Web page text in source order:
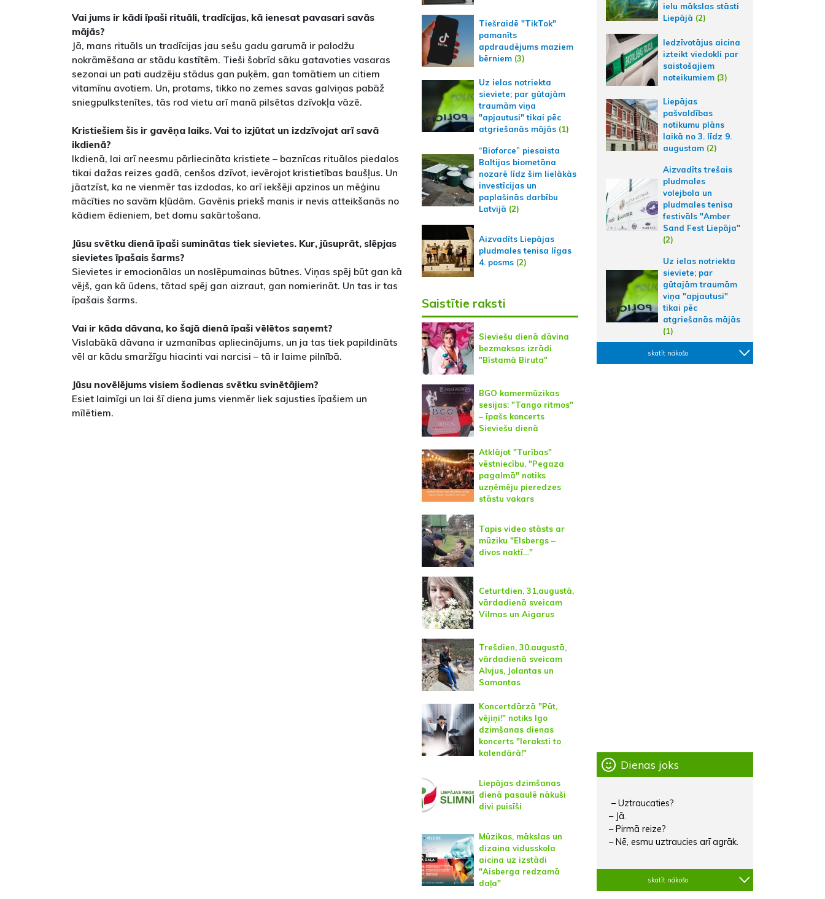
Vai jums ir kādi īpaši rituāli, tradīcijas, kā ienesat pavasari savās
mājās?
Jā, mans rituāls un tradīcijas jau sešu gadu garumā ir palodžu
nokrāmēšana ar stādu kastītēm. Tieši šobrīd sāku gatavoties vasaras
sezonai un pati audzēju stādus gan puķēm, gan tomātiem un citiem
vitamīnu avotiem. Un, protams, tikko no zemes savas galviņas pabāž
sniegpulkstenītes, tās rod vietu arī manā pilsētas dzīvokļa vāzē.
Kristiešiem šis ir gavēņa laiks. Vai to izjūtat un izdzīvojat arī savā
ikdienā?
Ikdienā, lai arī neesmu pārliecināta kristiete – baznīcas rituālos piedalos
tikai dažas reizes gadā, cenšos dzīvot, ievērojot kristietības baušļus. Un
jāatzīst, ka ne vienmēr tas izdodas, ko arī iekšēji apzinos un mēģinu
mācīties no savām kļūdām. Gavēnis priekš manis ir nevis atteikšanās no
kādiem ēdieniem, bet domu sakārtošana.
Jūsu svētku dienā īpaši suminātas tiek sievietes. Kur, jūsuprāt, slēpjas
sievietes īpašais šarms?
Sievietes ir emocionālas un noslēpumainas būtnes. Viņas spēj būt gan kā
vējš, gan kā ūdens, tātad spēj gan aizraut, gan nomierināt. Un tas ir tas
īpašais šarms.
Vai ir kāda dāvana, ko šajā dienā īpaši vēlētos saņemt?
Vislabākā dāvana ir uzmanības apliecinājums, un ja tas tiek papildināts
vēl ar kādu smaržīgu hiacinti vai narcisi – tā ir laime pilnībā.
Jūsu novēlējums visiem šodienas svētku svinētājiem?
Esiet laimīgi un lai šī diena jums vienmēr liek sajusties īpašiem un
mīlētiem.
Tiešraidē "TikTok"
pamanīts
apdraudējums maziem
bērniem(3)
Uz ielas notriekta
sieviete; par gūtajām
traumām viņa
"apjautusi" tikai pēc
atgriešanās mājās(1)
“Bioforce” piesaista
Baltijas biometāna
nozarē līdz šim lielākās
investīcijas un
paplašinās darbību
Latvijā (2)
Aizvadīts Liepājas
pludmales tenisa līgas
4. posms(2)
Saistītie raksti
Sieviešu dienā dāvina
bezmaksas izrādi
"Bīstamā Biruta"
BGO kamermūzikas
sesijas: "Tango ritmos"
– īpašs koncerts
Sieviešu dienā
Atklājot "Turības"
vēstniecību, "Pegaza
pagalmā" notiks
uzņēmēju pieredzes
stāstu vakars
Tapis video stāsts ar
mūziku "Elsbergs –
divos naktī…"
Ceturtdien, 31.augustā,
vārdadienā sveicam
Vilmas un Aigarus
Trešdien, 30.augustā,
vārdadienā sveicam
Alvjus, Jolantas un
Samantas
Koncertdārzā "Pūt,
vējiņi!" notiks Igo
dzimšanas dienas
koncerts "Ieraksti to
kalendārā!"
Liepājas dzimšanas
dienā pasaulē nākuši
divi puisīši
Mūzikas, mākslas un
dizaina vidusskola
aicina uz izstādi
"Aisberga redzamā
daļa"
ielu mākslas stāsti
Liepājā (2)
Iedzīvotājus aicina
izteikt viedokli par
saistošajiem
noteikumiem (3)
Liepājas
pašvaldības
notikumu plāns
laikā no 3. līdz 9.
augustam (2)
Aizvadīts trešais
pludmales
volejbola un
pludmales tenisa
festivāls "Amber
Sand Fest Liepāja"
(2)
Uz ielas notriekta
sieviete; par
gūtajām traumām
viņa "apjautusi"
tikai pēc
atgriešanās mājās
(1)
skatīt nākošo
Dienas joks
– Uztraucaties?
– Jā.
– Pirmā reize?
– Nē, esmu uztraucies arī agrāk.
skatīt nākošo